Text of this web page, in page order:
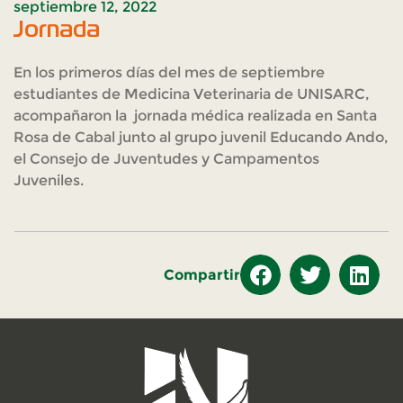
septiembre 12, 2022
Jornada
En los primeros días del mes de septiembre
estudiantes de Medicina Veterinaria de UNISARC,
acompañaron la jornada médica realizada en Santa
Rosa de Cabal junto al grupo juvenil Educando Ando,
el Consejo de Juventudes y Campamentos
Juveniles.
Compartir